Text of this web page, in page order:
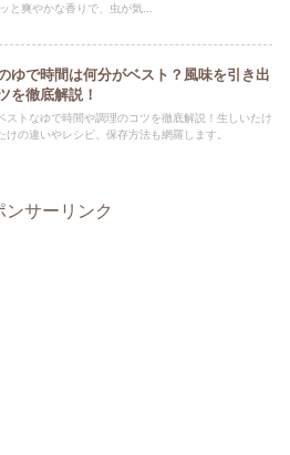
スーッと爽やかな香りで、虫が気...
ゆで時間は何分がベスト？風味を引き出
を徹底解説！
ストなゆで時間や調理のコツを徹底解説！生しいたけ
けの違いやレシピ、保存方法も網羅します。
ンサーリンク